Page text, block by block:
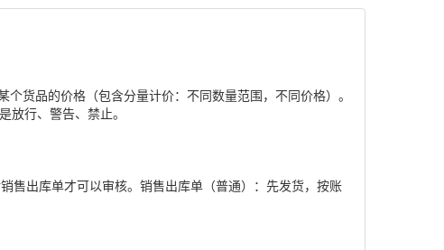
货品的价格（包含分量计价：不同数量范围，不同价格）。
行、警告、禁止。
售出库单才可以审核。销售出库单（普通）：先发货，按账